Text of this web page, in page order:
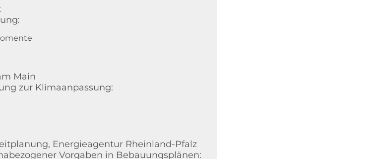
Main
zur Klimaanpassung:
Energieagentur Rheinland-Pfalz
Vorgaben in Bebauungsplänen: